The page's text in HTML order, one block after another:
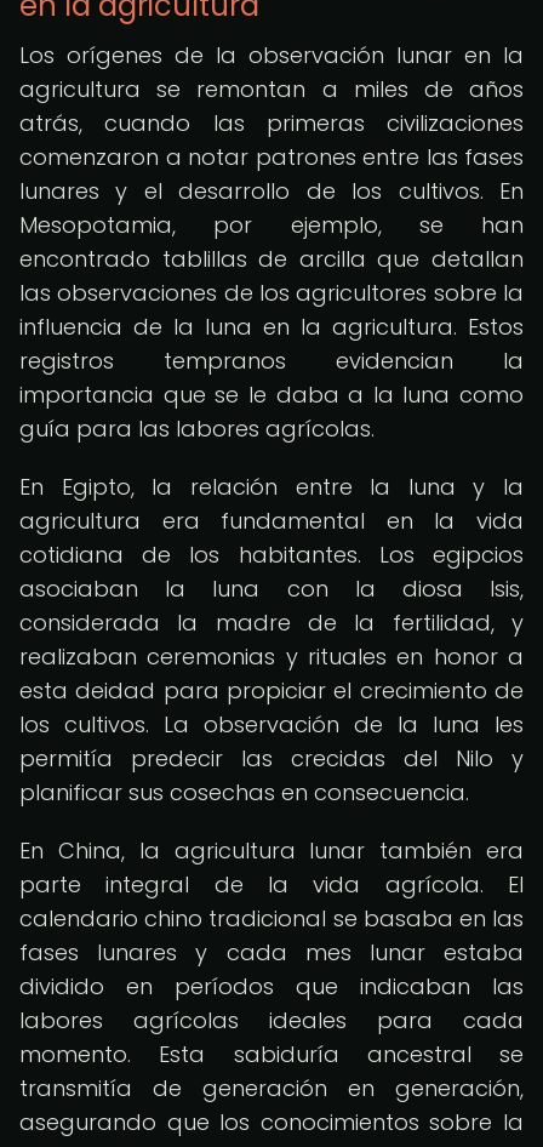
Los orígenes de la observación lunar en la
agricultura se remontan a miles de años
atrás, cuando las primeras civilizaciones
comenzaron a notar patrones entre las fases
lunares y el desarrollo de los cultivos. En
Mesopotamia, por ejemplo, se han
encontrado tablillas de arcilla que detallan
las observaciones de los agricultores sobre la
influencia de la luna en la agricultura. Estos
registros tempranos evidencian la
importancia que se le daba a la luna como
guía para las labores agrícolas.
En Egipto, la relación entre la luna y la
agricultura era fundamental en la vida
cotidiana de los habitantes. Los egipcios
asociaban la luna con la diosa Isis,
considerada la madre de la fertilidad, y
realizaban ceremonias y rituales en honor a
esta deidad para propiciar el crecimiento de
los cultivos. La observación de la luna les
permitía predecir las crecidas del Nilo y
planificar sus cosechas en consecuencia.
En China, la agricultura lunar también era
parte integral de la vida agrícola. El
calendario chino tradicional se basaba en las
fases lunares y cada mes lunar estaba
dividido en períodos que indicaban las
labores agrícolas ideales para cada
momento. Esta sabiduría ancestral se
transmitía de generación en generación,
asegurando que los conocimientos sobre la